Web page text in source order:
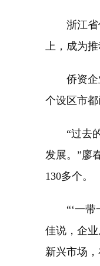
浙江省侨
上，成为
侨资企业
个设区市都
“过去的
发展。”廖
130多个。
“‘一带一
佳说，企
新兴市场